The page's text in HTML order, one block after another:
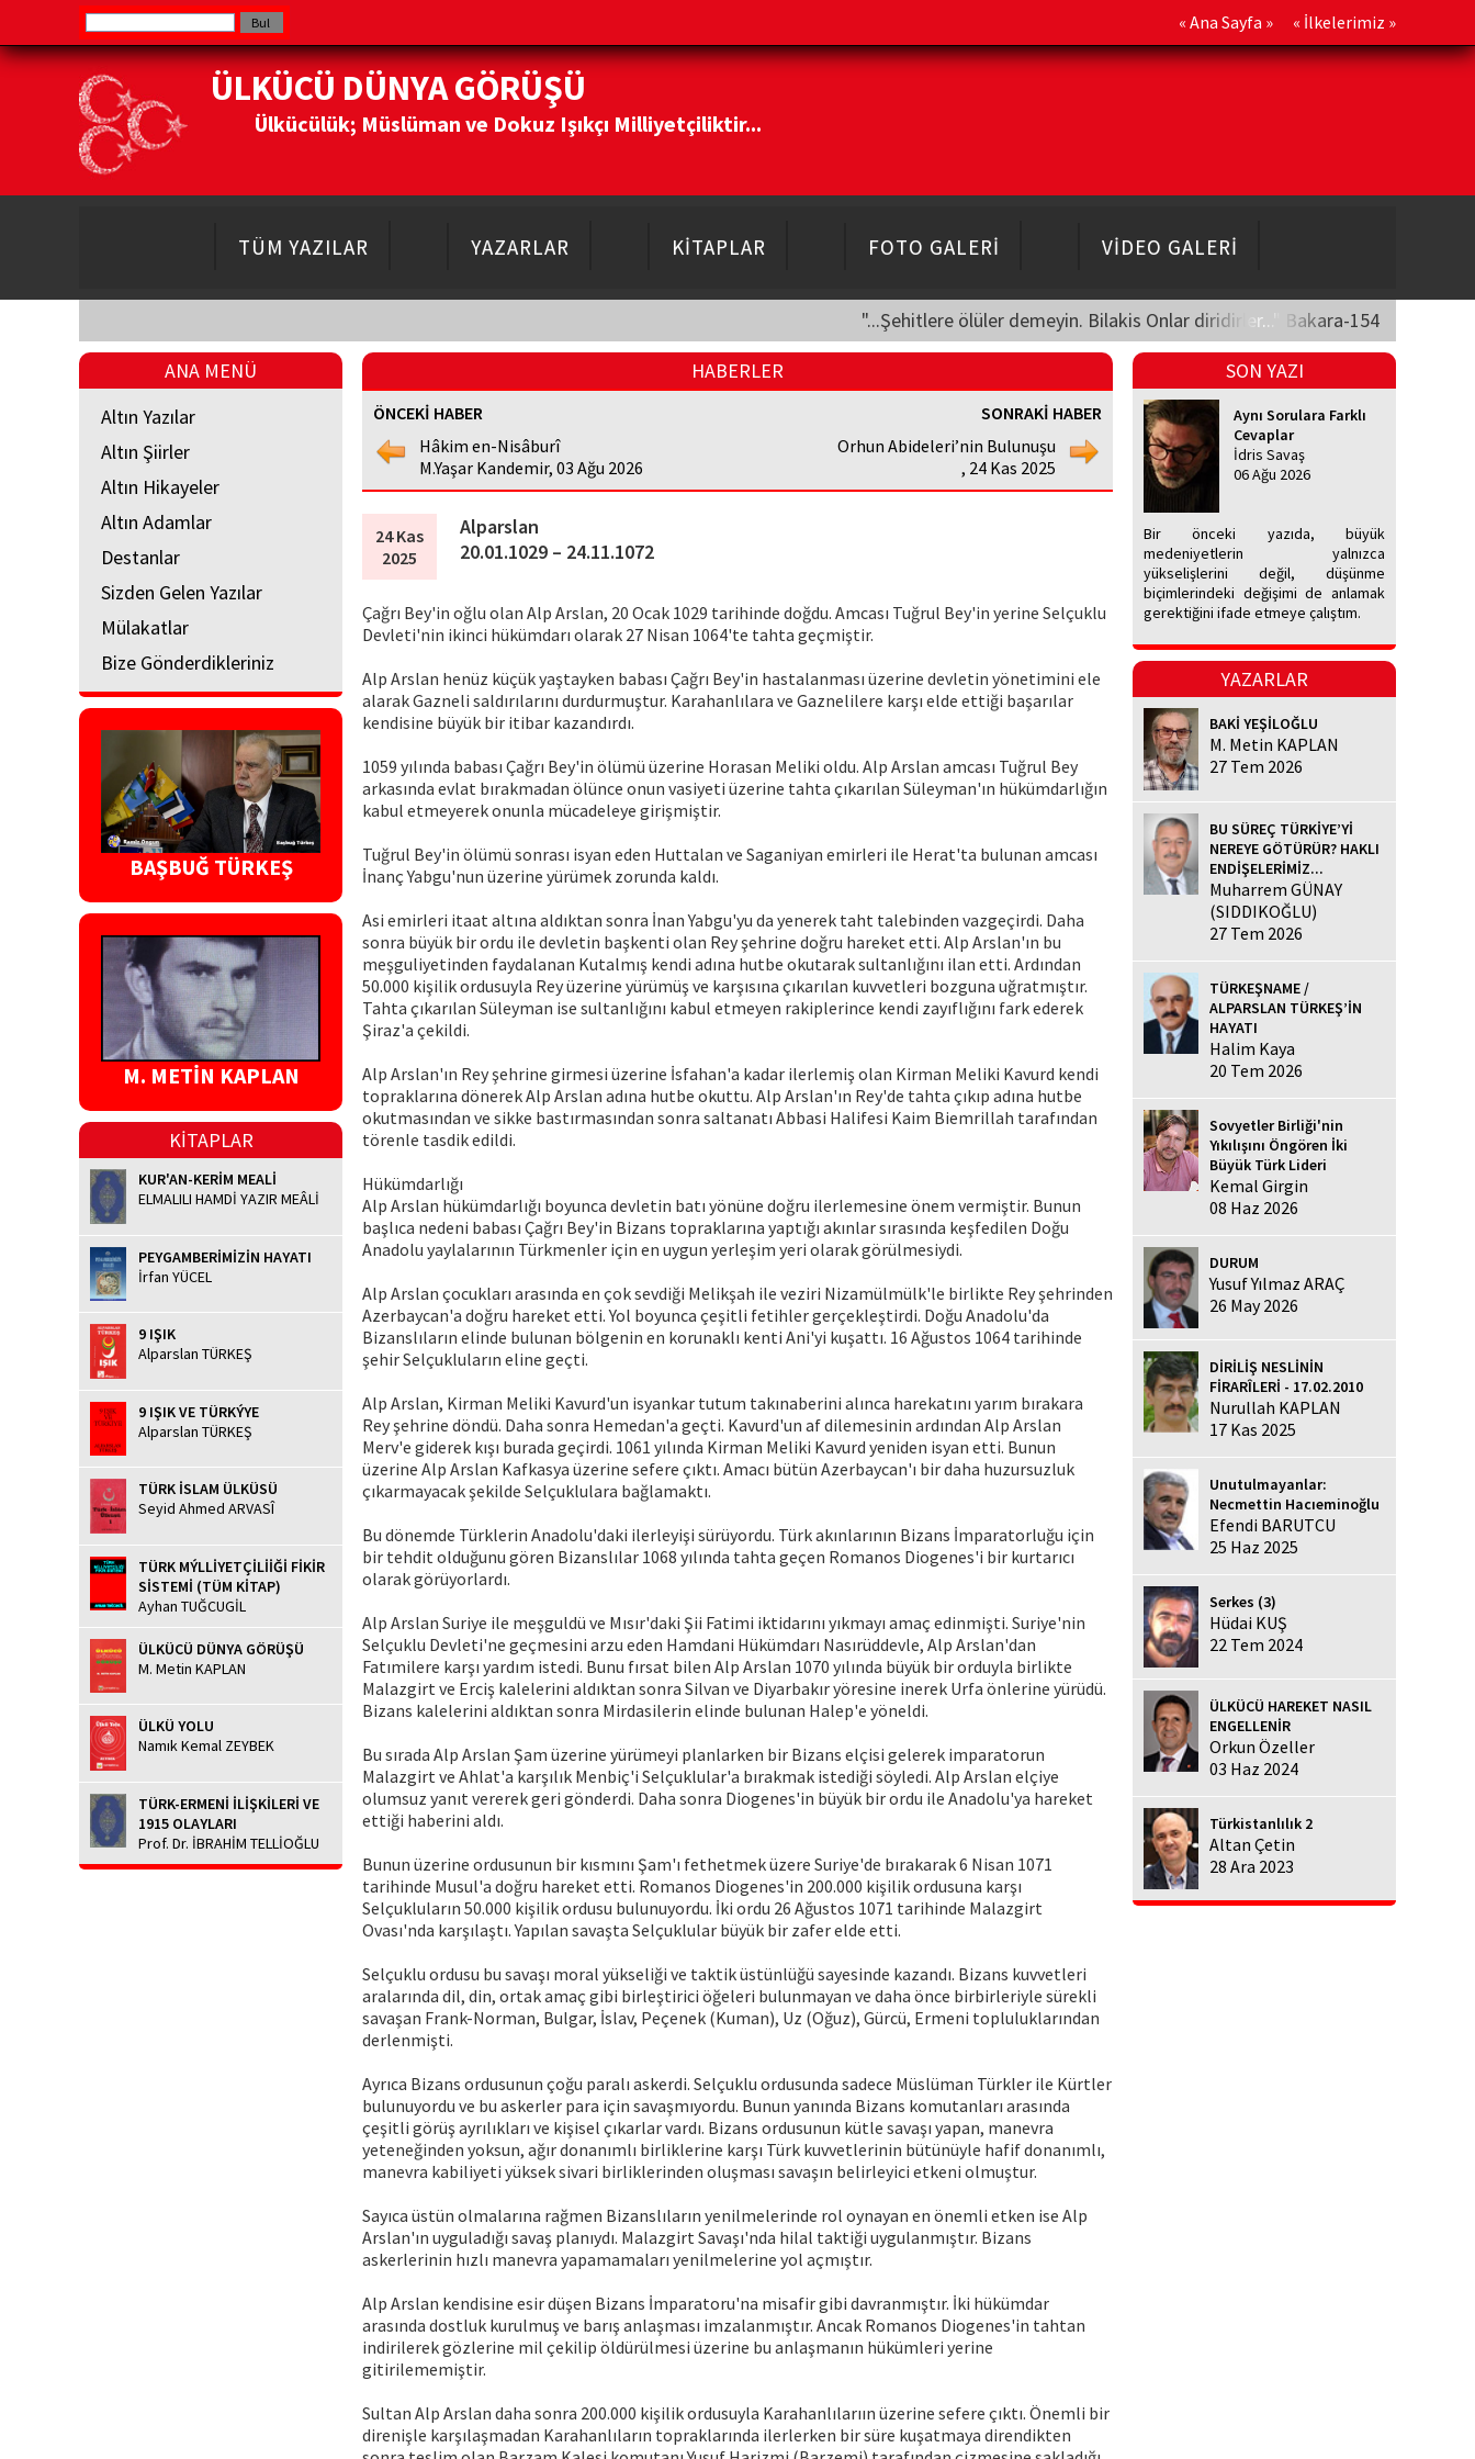
« Ana Sayfa » « İlkelerimiz »
ÜLKÜCÜ DÜNYA GÖRÜŞÜ
Ülkücülük; Müslüman ve Dokuz Işıkçı Milliyetçiliktir...
TÜM YAZILAR YAZARLAR KİTAPLAR FOTO GALERİ VİDEO GALERİ
"...Şehitlere ölüler demeyin. Bilakis Onlar diridirler..." Bakara-154
ANA MENÜ
Altın Yazılar
Altın Şiirler
Altın Hikayeler
Altın Adamlar
Destanlar
Sizden Gelen Yazılar
Mülakatlar
Bize Gönderdikleriniz
BAŞBUĞ TÜRKEŞ
M. METİN KAPLAN
KİTAPLAR
KUR'AN-KERİM MEALİ
ELMALILI HAMDİ YAZIR MEÂLİ
PEYGAMBERİMİZİN HAYATI
İrfan YÜCEL
9 IŞIK
Alparslan TÜRKEŞ
9 IŞIK VE TÜRKÝYE
Alparslan TÜRKEŞ
TÜRK İSLAM ÜLKÜSÜ
Seyid Ahmed ARVASÎ
TÜRK MÝLLİYETÇİLİİĞİ FİKİR
SİSTEMİ (TÜM KİTAP)
Ayhan TUĞCUGİL
ÜLKÜCÜ DÜNYA GÖRÜŞÜ
M. Metin KAPLAN
ÜLKÜ YOLU
Namık Kemal ZEYBEK
TÜRK-ERMENİ İLİŞKİLERİ VE
1915 OLAYLARI
Prof. Dr. İBRAHİM TELLİOĞLU
HABERLER
ÖNCEKİ HABER
Hâkim en-Nisâburî
M.Yaşar Kandemir, 03 Ağu 2026
SONRAKİ HABER
Orhun Abideleri’nin Bulunuşu
, 24 Kas 2025
24 Kas
2025
Alparslan
20.01.1029 – 24.11.1072
Çağrı Bey'in oğlu olan Alp Arslan, 20 Ocak 1029 tarihinde doğdu. Amcası Tuğrul Bey'in yerine Selçuklu
Devleti'nin ikinci hükümdarı olarak 27 Nisan 1064'te tahta geçmiştir.
Alp Arslan henüz küçük yaştayken babası Çağrı Bey'in hastalanması üzerine devletin yönetimini ele
alarak Gazneli saldırılarını durdurmuştur. Karahanlılara ve Gaznelilere karşı elde ettiği başarılar
kendisine büyük bir itibar kazandırdı.
1059 yılında babası Çağrı Bey'in ölümü üzerine Horasan Meliki oldu. Alp Arslan amcası Tuğrul Bey
arkasında evlat bırakmadan ölünce onun vasiyeti üzerine tahta çıkarılan Süleyman'ın hükümdarlığın
kabul etmeyerek onunla mücadeleye girişmiştir.
Tuğrul Bey'in ölümü sonrası isyan eden Huttalan ve Saganiyan emirleri ile Herat'ta bulunan amcası
İnanç Yabgu'nun üzerine yürümek zorunda kaldı.
Asi emirleri itaat altına aldıktan sonra İnan Yabgu'yu da yenerek taht talebinden vazgeçirdi. Daha
sonra büyük bir ordu ile devletin başkenti olan Rey şehrine doğru hareket etti. Alp Arslan'ın bu
meşguliyetinden faydalanan Kutalmış kendi adına hutbe okutarak sultanlığını ilan etti. Ardından
50.000 kişilik ordusuyla Rey üzerine yürümüş ve karşısına çıkarılan kuvvetleri bozguna uğratmıştır.
Tahta çıkarılan Süleyman ise sultanlığını kabul etmeyen rakiplerince kendi zayıflığını fark ederek
Şiraz'a çekildi.
Alp Arslan'ın Rey şehrine girmesi üzerine İsfahan'a kadar ilerlemiş olan Kirman Meliki Kavurd kendi
topraklarına dönerek Alp Arslan adına hutbe okuttu. Alp Arslan'ın Rey'de tahta çıkıp adına hutbe
okutmasından ve sikke bastırmasından sonra saltanatı Abbasi Halifesi Kaim Biemrillah tarafından
törenle tasdik edildi.
Hükümdarlığı
Alp Arslan hükümdarlığı boyunca devletin batı yönüne doğru ilerlemesine önem vermiştir. Bunun
başlıca nedeni babası Çağrı Bey'in Bizans topraklarına yaptığı akınlar sırasında keşfedilen Doğu
Anadolu yaylalarının Türkmenler için en uygun yerleşim yeri olarak görülmesiydi.
Alp Arslan çocukları arasında en çok sevdiği Melikşah ile veziri Nizamülmülk'le birlikte Rey şehrinden
Azerbaycan'a doğru hareket etti. Yol boyunca çeşitli fetihler gerçekleştirdi. Doğu Anadolu'da
Bizanslıların elinde bulunan bölgenin en korunaklı kenti Ani'yi kuşattı. 16 Ağustos 1064 tarihinde
şehir Selçukluların eline geçti.
Alp Arslan, Kirman Meliki Kavurd'un isyankar tutum takınaberini alınca harekatını yarım bırakara
Rey şehrine döndü. Daha sonra Hemedan'a geçti. Kavurd'un af dilemesinin ardından Alp Arslan
Merv'e giderek kışı burada geçirdi. 1061 yılında Kirman Meliki Kavurd yeniden isyan etti. Bunun
üzerine Alp Arslan Kafkasya üzerine sefere çıktı. Amacı bütün Azerbaycan'ı bir daha huzursuzluk
çıkarmayacak şekilde Selçuklulara bağlamaktı.
Bu dönemde Türklerin Anadolu'daki ilerleyişi sürüyordu. Türk akınlarının Bizans İmparatorluğu için
bir tehdit olduğunu gören Bizanslılar 1068 yılında tahta geçen Romanos Diogenes'i bir kurtarıcı
olarak görüyorlardı.
Alp Arslan Suriye ile meşguldü ve Mısır'daki Şii Fatimi iktidarını yıkmayı amaç edinmişti. Suriye'nin
Selçuklu Devleti'ne geçmesini arzu eden Hamdani Hükümdarı Nasırüddevle, Alp Arslan'dan
Fatımilere karşı yardım istedi. Bunu fırsat bilen Alp Arslan 1070 yılında büyük bir orduyla birlikte
Malazgirt ve Erciş kalelerini aldıktan sonra Silvan ve Diyarbakır yöresine inerek Urfa önlerine yürüdü.
Bizans kalelerini aldıktan sonra Mirdasilerin elinde bulunan Halep'e yöneldi.
Bu sırada Alp Arslan Şam üzerine yürümeyi planlarken bir Bizans elçisi gelerek imparatorun
Malazgirt ve Ahlat'a karşılık Menbiç'i Selçuklular'a bırakmak istediği söyledi. Alp Arslan elçiye
olumsuz yanıt vererek geri gönderdi. Daha sonra Diogenes'in büyük bir ordu ile Anadolu'ya hareket
ettiği haberini aldı.
Bunun üzerine ordusunun bir kısmını Şam'ı fethetmek üzere Suriye'de bırakarak 6 Nisan 1071
tarihinde Musul'a doğru hareket etti. Romanos Diogenes'in 200.000 kişilik ordusuna karşı
Selçukluların 50.000 kişilik ordusu bulunuyordu. İki ordu 26 Ağustos 1071 tarihinde Malazgirt
Ovası'nda karşılaştı. Yapılan savaşta Selçuklular büyük bir zafer elde etti.
Selçuklu ordusu bu savaşı moral yükseliği ve taktik üstünlüğü sayesinde kazandı. Bizans kuvvetleri
aralarında dil, din, ortak amaç gibi birleştirici öğeleri bulunmayan ve daha önce birbirleriyle sürekli
savaşan Frank-Norman, Bulgar, İslav, Peçenek (Kuman), Uz (Oğuz), Gürcü, Ermeni topluluklarından
derlenmişti.
Ayrıca Bizans ordusunun çoğu paralı askerdi. Selçuklu ordusunda sadece Müslüman Türkler ile Kürtler
bulunuyordu ve bu askerler para için savaşmıyordu. Bunun yanında Bizans komutanları arasında
çeşitli görüş ayrılıkları ve kişisel çıkarlar vardı. Bizans ordusunun kütle savaşı yapan, manevra
yeteneğinden yoksun, ağır donanımlı birliklerine karşı Türk kuvvetlerinin bütünüyle hafif donanımlı,
manevra kabiliyeti yüksek sivari birliklerinden oluşması savaşın belirleyici etkeni olmuştur.
Sayıca üstün olmalarına rağmen Bizanslıların yenilmelerinde rol oynayan en önemli etken ise Alp
Arslan'ın uyguladığı savaş planıydı. Malazgirt Savaşı'nda hilal taktiği uygulanmıştır. Bizans
askerlerinin hızlı manevra yapamamaları yenilmelerine yol açmıştır.
Alp Arslan kendisine esir düşen Bizans İmparatoru'na misafir gibi davranmıştır. İki hükümdar
arasında dostluk kurulmuş ve barış anlaşması imzalanmıştır. Ancak Romanos Diogenes'in tahtan
indirilerek gözlerine mil çekilip öldürülmesi üzerine bu anlaşmanın hükümleri yerine
gitirilememiştir.
Sultan Alp Arslan daha sonra 200.000 kişilik ordusuyla Karahanlılarıın üzerine sefere çıktı. Önemli bir
direnişle karşılaşmadan Karahanlıların topraklarında ilerlerken bir süre kuşatmaya direndikten
SON YAZI
Aynı Sorulara Farklı
Cevaplar
İdris Savaş
06 Ağu 2026
Bir önceki yazıda, büyük
medeniyetlerin yalnızca
yükselişlerini değil, düşünme
biçimlerindeki değişimi de anlamak
gerektiğini ifade etmeye çalıştım.
YAZARLAR
BAKİ YEŞİLOĞLU
M. Metin KAPLAN
27 Tem 2026
BU SÜREÇ TÜRKİYE’Yİ
NEREYE GÖTÜRÜR? HAKLI
ENDİŞELERİMİZ...
Muharrem GÜNAY
(SIDDIKOĞLU)
27 Tem 2026
TÜRKEŞNAME /
ALPARSLAN TÜRKEŞ’İN
HAYATI
Halim Kaya
20 Tem 2026
Sovyetler Birliği'nin
Yıkılışını Öngören İki
Büyük Türk Lideri
Kemal Girgin
08 Haz 2026
DURUM
Yusuf Yılmaz ARAÇ
26 May 2026
DİRİLİŞ NESLİNİN
FİRARÎLERİ - 17.02.2010
Nurullah KAPLAN
17 Kas 2025
Unutulmayanlar:
Necmettin Hacıeminoğlu
Efendi BARUTCU
25 Haz 2025
Serkes (3)
Hüdai KUŞ
22 Tem 2024
ÜLKÜCÜ HAREKET NASIL
ENGELLENİR
Orkun Özeller
03 Haz 2024
Türkistanlılık 2
Altan Çetin
28 Ara 2023